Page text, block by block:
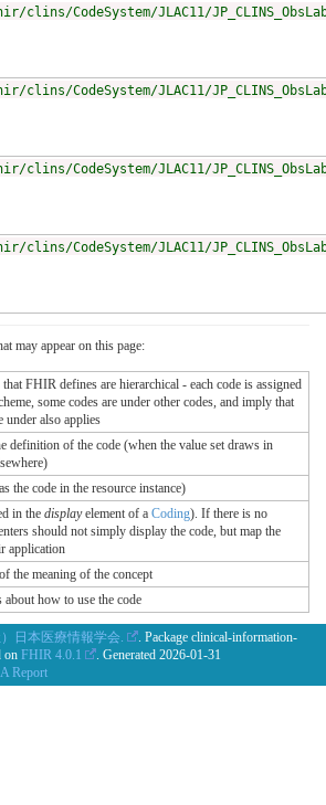
CodeSystem/JLAC11/
CodeSystem/JLAC11/
CodeSystem/JLAC11/
CodeSystem/JLAC11/
may appear on this page:
FHIR defines are hierarchical - each code is assigned
some codes are under other codes, and imply that
under also applies
definition of the code (when the value set draws in
the code in the resource instance)
in the displayelement of a Coding). If there is no
should not simply display the code, but map the
application
the meaning of the concept
how to use the code
日本医療情報学会.
. Package clinical-information-
on FHIR 4.0.1 . Generated 2026-01-31
Report